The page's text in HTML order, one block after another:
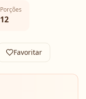
Porções
12
Favoritar